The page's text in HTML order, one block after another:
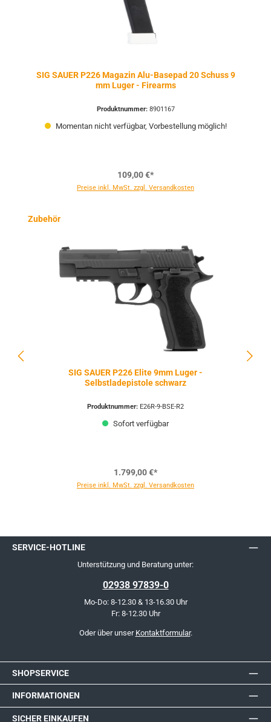
SIG SAUER P226 Magazin Alu-Basepad 20 Schuss 9
mm Luger - Firearms
Produktnummer: 8901167
Momentan nicht verfügbar, Vorbestellung möglich!
109,00 €*
Preise inkl. MwSt. zzgl. Versandkosten
Produktgalerie überspringen
Zubehör
SIG SAUER P226 Elite 9mm Luger -
Selbstladepistole schwarz
Produktnummer: E26R-9-BSE-R2
Sofort verfügbar
1.799,00 €*
Preise inkl. MwSt. zzgl. Versandkosten
SERVICE-HOTLINE
Unterstützung und Beratung unter:
02938 97839-0
Mo-Do: 8-12.30 & 13-16.30 Uhr
Fr: 8-12.30 Uhr
Oder über unser Kontaktformular.
SHOPSERVICE
INFORMATIONEN
SICHER EINKAUFEN